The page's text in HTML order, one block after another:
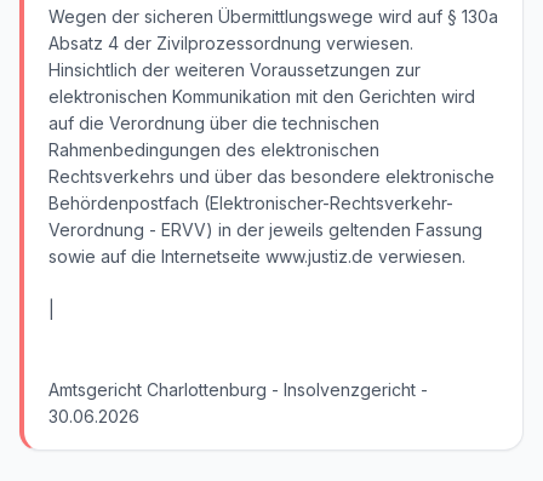
Wegen der sicheren Übermittlungswege wird auf § 130a
Absatz 4 der Zivilprozessordnung verwiesen.
Hinsichtlich der weiteren Voraussetzungen zur
elektronischen Kommunikation mit den Gerichten wird
auf die Verordnung über die technischen
Rahmenbedingungen des elektronischen
Rechtsverkehrs und über das besondere elektronische
Behördenpostfach (Elektronischer-Rechtsverkehr-
Verordnung - ERVV) in der jeweils geltenden Fassung
sowie auf die Internetseite www.justiz.de verwiesen.
Amtsgericht Charlottenburg - Insolvenzgericht -
30.06.2026